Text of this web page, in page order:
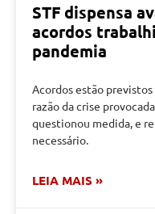
STF dispensa
acordos
pandemia
Acordos estão
razão da crise
questionou medida, e
necessário.
LEIA MAIS »